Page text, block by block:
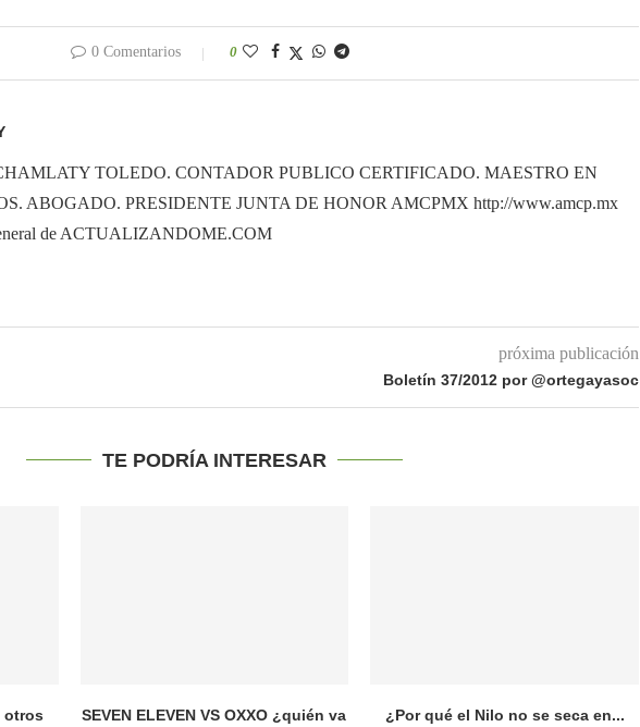
0 Comentarios 0
TOLEDO. CONTADOR PUBLICO CERTIFICADO. MAESTRO EN
ABOGADO. PRESIDENTE JUNTA DE HONOR AMCPMX http://www.amcp.mx
de ACTUALIZANDOME.COM
próxima publicación
Boletín 37/2012 por @ortegayasoc
TE PODRÍA INTERESAR
otros
SEVEN ELEVEN VS OXXO ¿quién va
¿Por qué el Nilo no se seca en...